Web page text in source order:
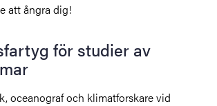
att ångra dig!
för studier av
oceanograf och klimatforskare vid